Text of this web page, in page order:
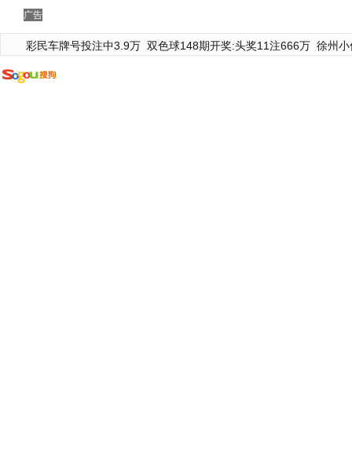
广告
彩民车牌号投注中3.9万 双色球148期开奖:头奖11注666万 徐州